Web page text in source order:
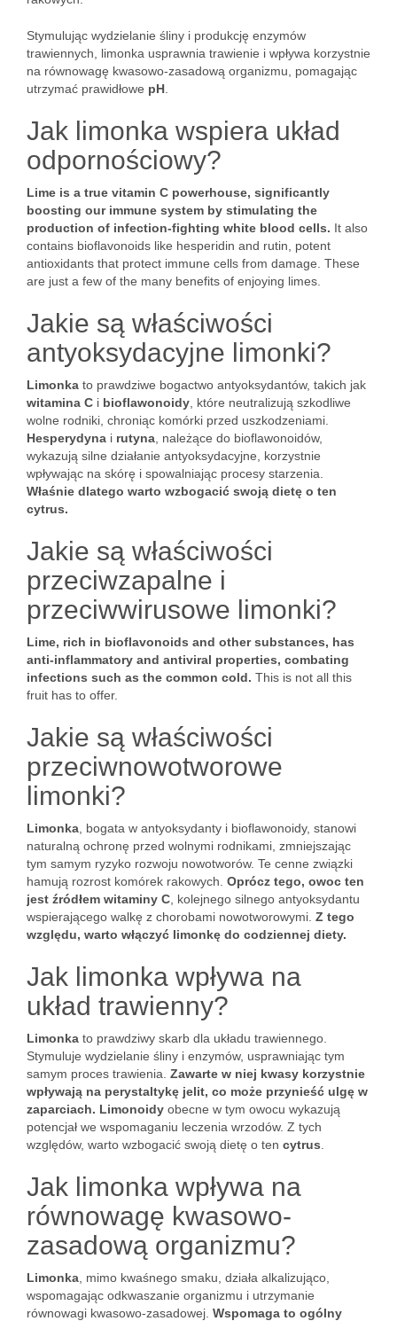
Stymulując wydzielanie śliny i produkcję enzymów
trawiennych, limonka usprawnia trawienie i wpływa korzystnie
na równowagę kwasowo-zasadową organizmu, pomagając
utrzymać prawidłowe pH
Jak limonka wspiera układ
odpornościowy?
Lime is a true vitamin C powerhouse, significantly
boosting our immune system by stimulating the
production of infection-fighting white blood cells. It also
contains bioflavonoids like hesperidin and rutin, potent
antioxidants that protect immune cells from damage. These
are just a few of the many benefits of enjoying limes.
Jakie są właściwości
antyoksydacyjne limonki?
Limonka to prawdziwe bogactwo antyoksydantów, takich jak
witamina C i bioflawonoidy , które neutralizują szkodliwe
wolne rodniki, chroniąc komórki przed uszkodzeniami.
Hesperydyna i rutyna , należące do bioflawonoidów,
wykazują silne działanie antyoksydacyjne, korzystnie
wpływając na skórę i spowalniając procesy starzenia.
Właśnie dlatego warto wzbogacić swoją dietę o ten
cytrus.
Jakie są właściwości
przeciwzapalne i
przeciwwirusowe limonki?
Lime, rich in bioflavonoids and other substances, has
anti-inflammatory and antiviral properties, combating
infections such as the common cold. This is not all this
fruit has to offer.
Jakie są właściwości
przeciwnowotworowe
limonki?
Limonka , bogata w antyoksydanty i bioflawonoidy, stanowi
naturalną ochronę przed wolnymi rodnikami, zmniejszając
tym samym ryzyko rozwoju nowotworów. Te cenne związki
hamują rozrost komórek rakowych. Oprócz tego, owoc ten
jest źródłem witaminy C , kolejnego silnego antyoksydantu
wspierającego walkę z chorobami nowotworowymi. Z tego
względu, warto włączyć limonkę do codziennej diety.
Jak limonka wpływa na
układ trawienny?
Limonka to prawdziwy skarb dla układu trawiennego.
Stymuluje wydzielanie śliny i enzymów, usprawniając tym
samym proces trawienia. Zawarte w niej kwasy korzystnie
wpływają na perystaltykę jelit, co może przynieść ulgę w
zaparciach. Limonoidy obecne w tym owocu wykazują
potencjał we wspomaganiu leczenia wrzodów. Z tych
względów, warto wzbogacić swoją dietę o ten cytrus
Jak limonka wpływa na
równowagę kwasowo-
zasadową organizmu?
Limonka , mimo kwaśnego smaku, działa alkalizująco,
wspomagając odkwaszanie organizmu i utrzymanie
równowagi kwasowo-zasadowej. Wspomaga to ogólny